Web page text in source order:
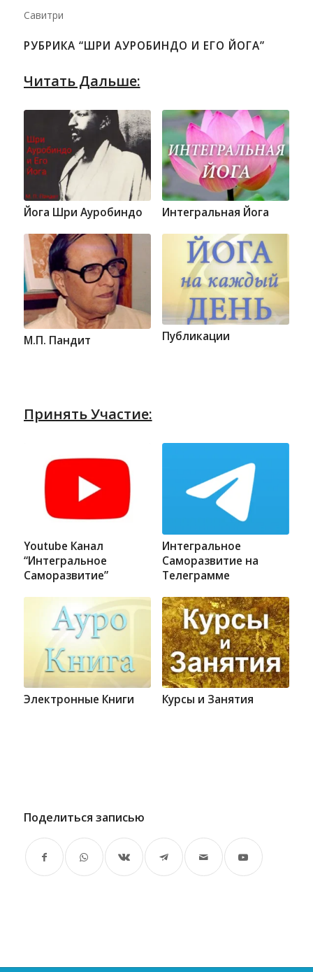
Савитри
РУБРИКА “ШРИ АУРОБИНДО И ЕГО ЙОГА”
Читать Дальше:
Йога Шри Ауробиндо Интегральная Йога
М.П. Пандит Публикации
Принять Участие:
Youtube Канал
“Интегральное
Саморазвитие”
Интегральное
Саморазвитие на
Телеграмме
Электронные Книги Курсы и Занятия
Поделиться записью